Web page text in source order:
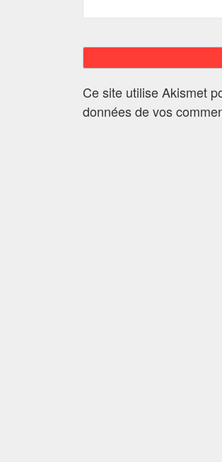
Ce site utilise Akismet
données de vos